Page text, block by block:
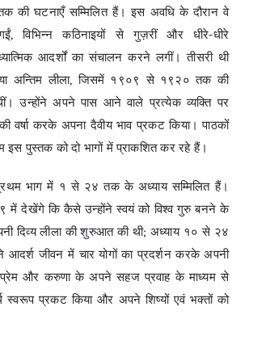
की घटनाएँ सम्मिलित हैं। इस अवधि के दौरान वे
विभिन्न कठिनाइयों से गुज़रीं और धीरे-धीरे
आदर्शों का संचालन करने लगीं। तीसरी थी
या अन्तिम लीला, जिसमें १९०९ से १९२० तक की
उन्होंने अपने पास आने वाले प्रत्येक व्यक्ति पर
वर्षा करके अपना दैवीय भाव प्रकट किया। पाठकों
इस पुस्तक को दो भागों में प्राकशित कर रहे हैं।
भाग में १ से २४ तक के अध्याय सम्मिलित हैं।
में देखेंगे कि कैसे उन्होंने स्वयं को विश्व गुरु बनने के
दिव्य लीला की शुरुआत की थी; अध्याय १० से २४
जीवन में चार योगों का प्रदर्शन करके अपनी
प्रेम और करुणा के अपने सहज प्रवाह के माध्यम से
स्वरूप प्रकट किया और अपने शिष्यों एवं भक्तों को